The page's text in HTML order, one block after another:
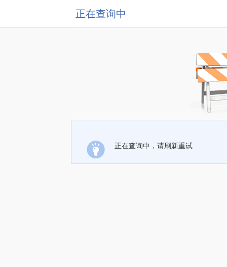
正在查询中
正在查询中，请刷新重试